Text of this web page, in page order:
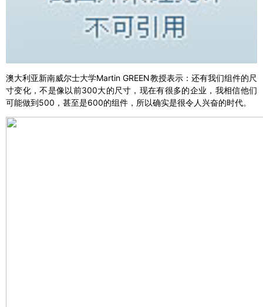
澳大利亚新南威尔士大学Martin GREEN教授表示：还有我们组件的尺
寸变化，不是像以前300大的尺寸，现在有很多的企业，我相信他们
可能做到500，甚至是600的组件，所以确实是很令人兴奋的时代。